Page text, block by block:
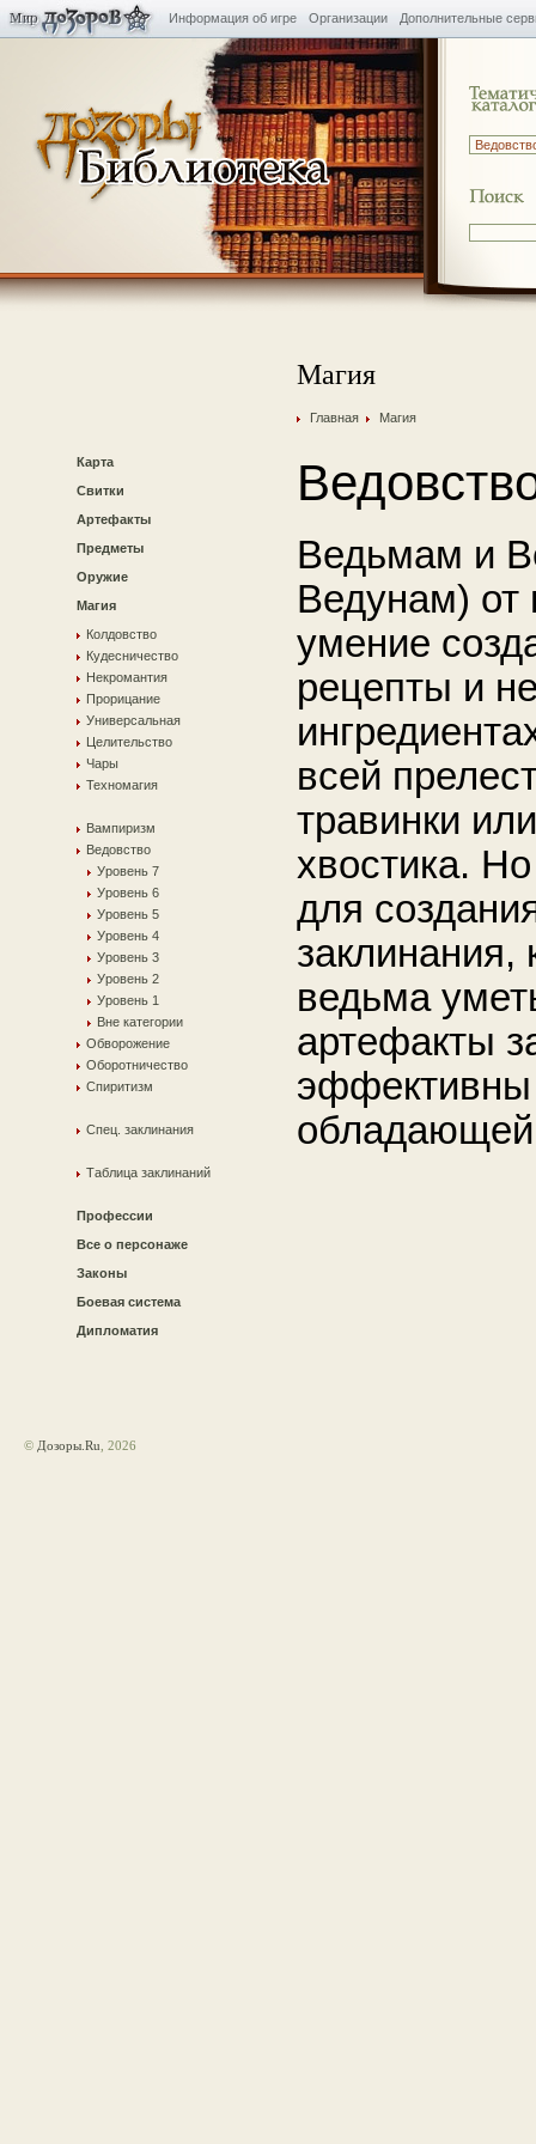
Информация об игре Организации Дополнительные
Карта
Свитки
Артефакты
Предметы
Оружие
Магия
Колдовство
Кудесничество
Некромантия
Прорицание
Универсальная
Целительство
Чары
Техномагия
Вампиризм
Ведовство
Уровень 7
Уровень 6
Уровень 5
Уровень 4
Уровень 3
Уровень 2
Уровень 1
Вне категории
Обворожение
Оборотничество
Спиритизм
Спец. заклинания
Таблица заклинаний
Профессии
Все о персонаже
Законы
Боевая система
Дипломатия
Магия
Главная Магия
Ведьмам и
Ведунам) от
умение
рецепты и
всей
травинки
хвостика.
для
ведьма
артефакты
эффективны
© Дозоры.Ru , 2026